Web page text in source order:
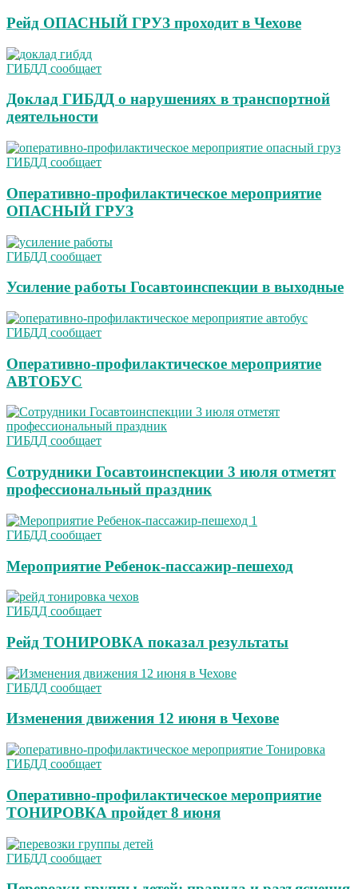
Рейд ОПАСНЫЙ ГРУЗ проходит в Чехове
ГИБДД сообщает
Доклад ГИБДД о нарушениях в транспортной
деятельности
ГИБДД сообщает
Оперативно-профилактическое мероприятие
ОПАСНЫЙ ГРУЗ
ГИБДД сообщает
Усиление работы Госавтоинспекции в выходные
ГИБДД сообщает
Оперативно-профилактическое мероприятие
АВТОБУС
ГИБДД сообщает
Сотрудники Госавтоинспекции 3 июля отметят
профессиональный праздник
ГИБДД сообщает
Мероприятие Ребенок-пассажир-пешеход
ГИБДД сообщает
Рейд ТОНИРОВКА показал результаты
ГИБДД сообщает
Изменения движения 12 июня в Чехове
ГИБДД сообщает
Оперативно-профилактическое мероприятие
ТОНИРОВКА пройдет 8 июня
ГИБДД сообщает